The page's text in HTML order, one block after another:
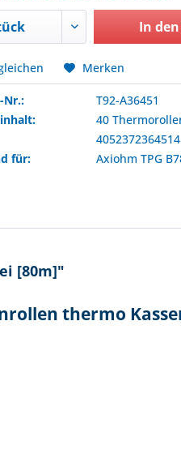
In den
Merken
Nr.:
T92-A36451
40
4052372364514
für:
Axiohm TPG
[80m]"
thermo